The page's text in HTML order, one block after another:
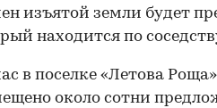
изъятой земли будет
находится по
в поселке «Летова
около сотни